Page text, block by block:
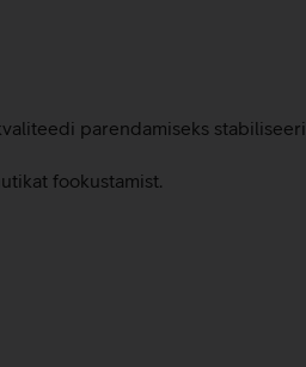
parendamiseks
fookustamist.